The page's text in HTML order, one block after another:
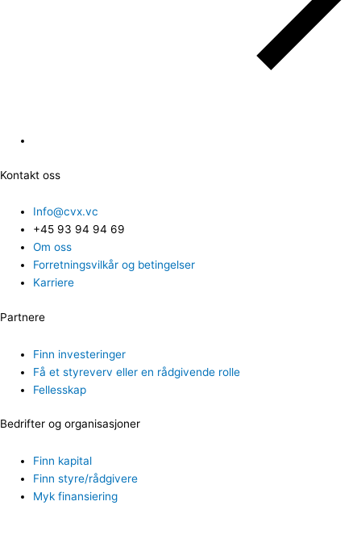
Kontakt oss
Info@cvx.vc
+45 93 94 94 69
Om oss
Forretningsvilkår og betingelser
Karriere
Partnere
Finn investeringer
Få et styreverv eller en rådgivende rolle
Fellesskap
Bedrifter og organisasjoner
Finn kapital
Finn styre/rådgivere
Myk finansiering